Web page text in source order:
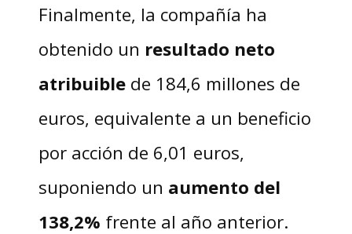
Finalmente, la compañía ha
obtenido un resultado neto
atribuiblede 184,6 millones de
euros, equivalente a un beneficio
por acción de 6,01 euros,
suponiendo un aumento del
138,2% frente al año anterior.